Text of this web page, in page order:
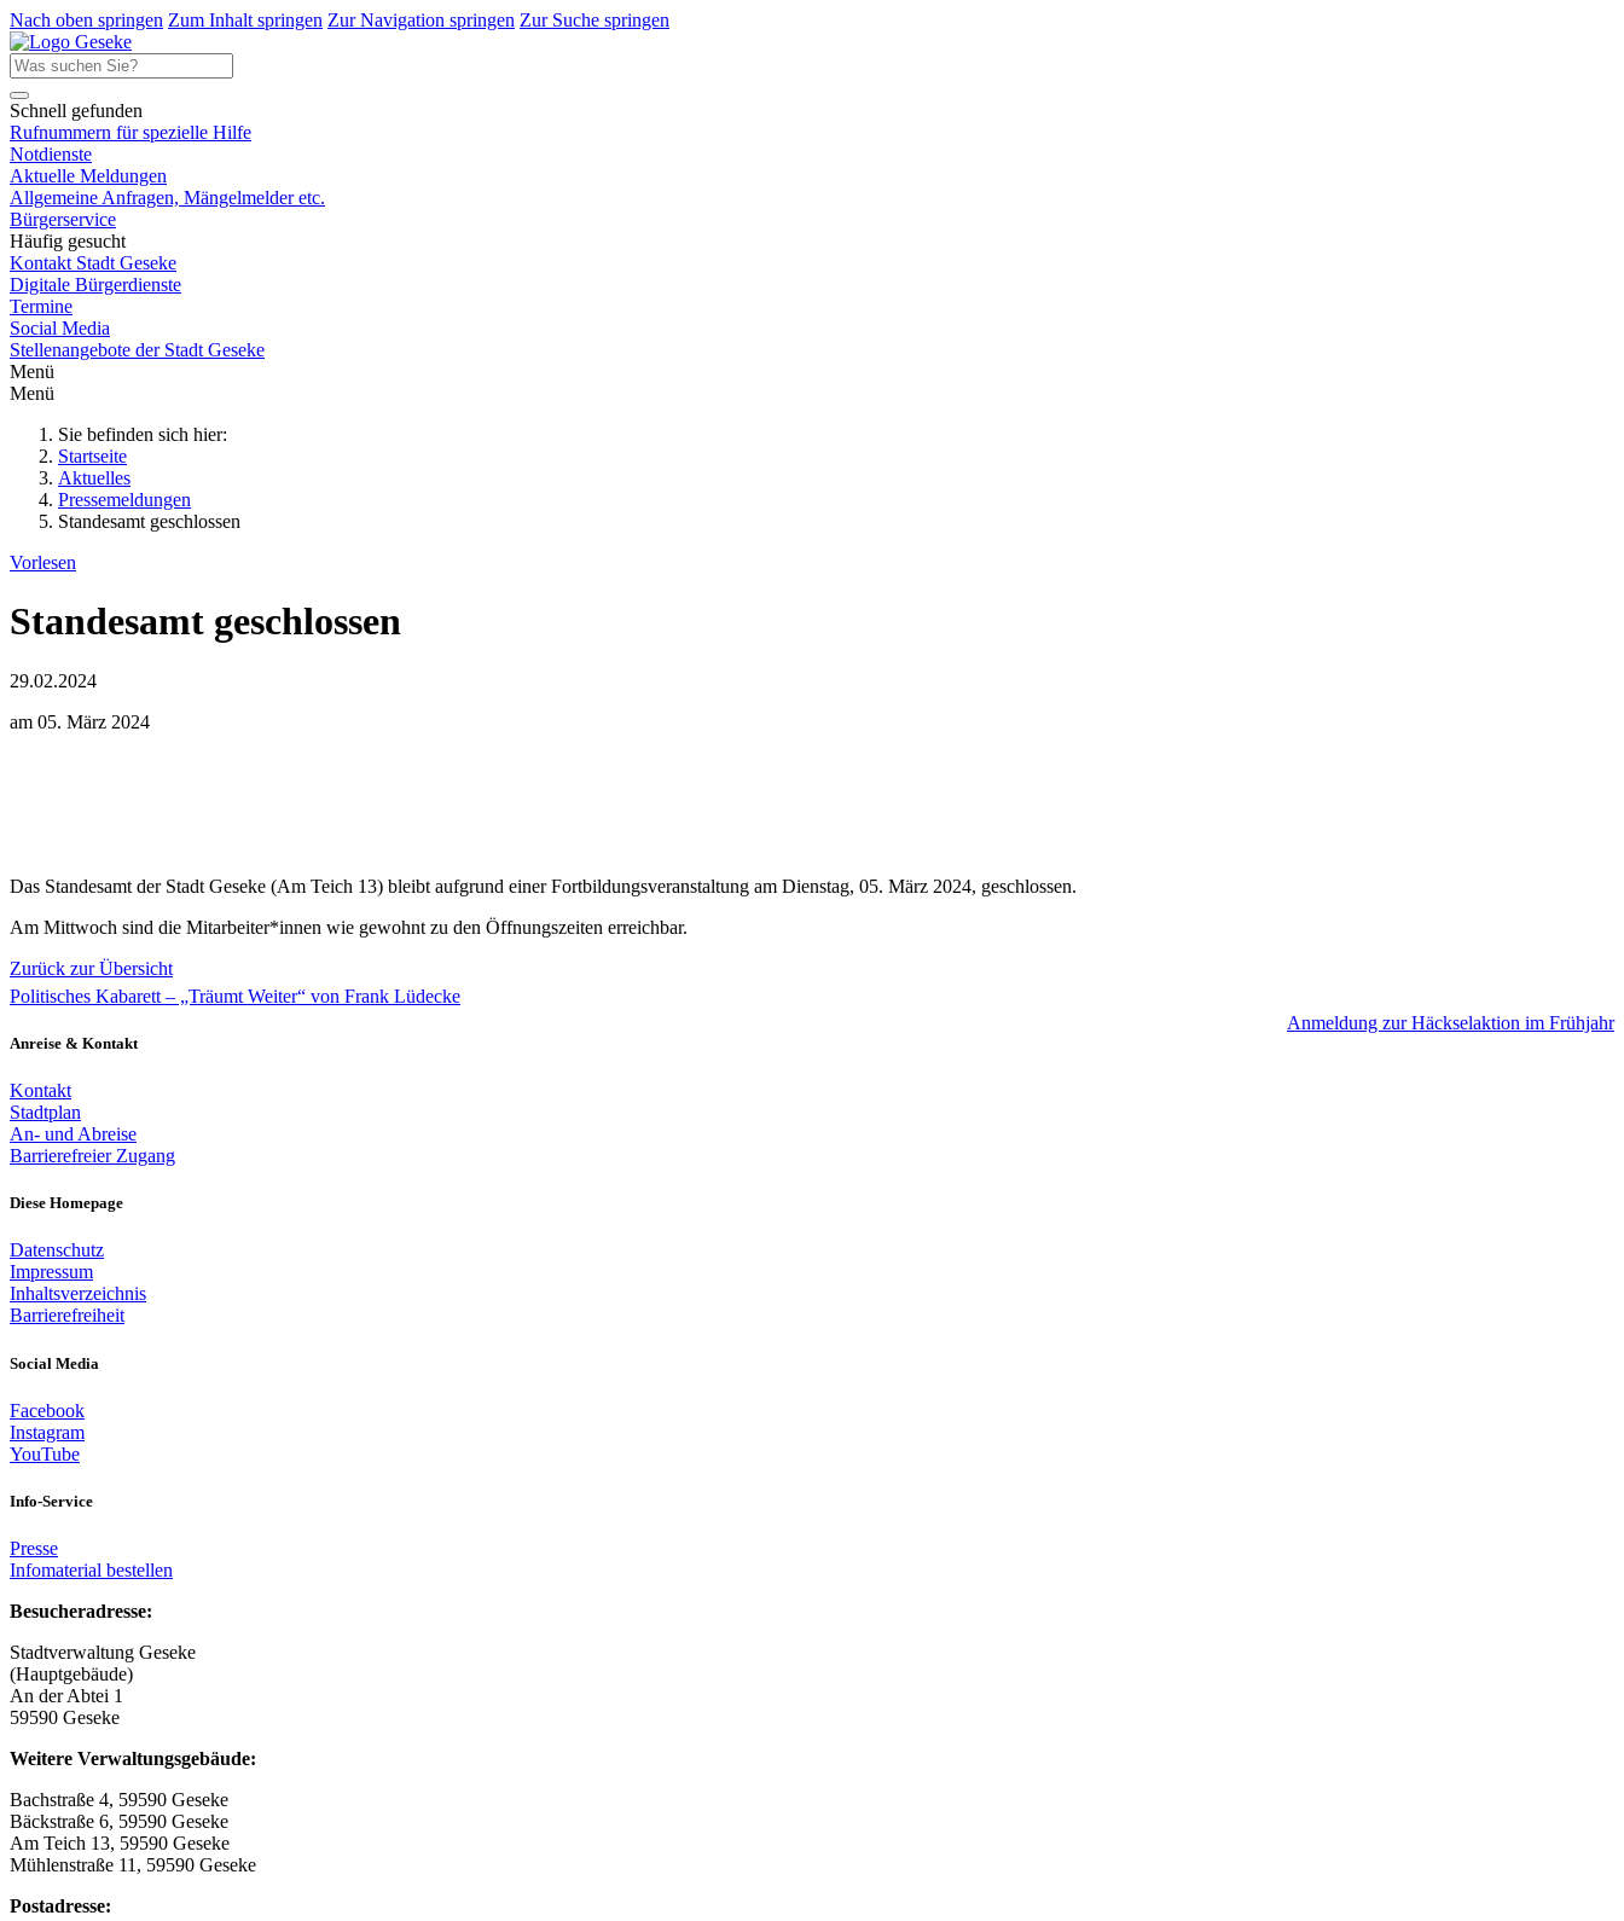
Nach oben springen Zum Inhalt springen Zur Navigation springen Zur Suche springen
Schnell gefunden
Rufnummern für spezielle Hilfe
Notdienste
Aktuelle Meldungen
Allgemeine Anfragen, Mängelmelder etc.
Bürgerservice
Häufig gesucht
Kontakt Stadt Geseke
Digitale Bürgerdienste
Termine
Social Media
Stellenangebote der Stadt Geseke
Menü
Menü
Sie befinden sich hier:
Startseite
Aktuelles
Pressemeldungen
Standesamt geschlossen
Vorlesen
Standesamt geschlossen
29.02.2024
am 05. März 2024
Das Standesamt der Stadt Geseke (Am Teich 13) bleibt aufgrund einer Fortbildungsveranstaltung am Dienstag, 05. März 2024, geschlossen.
Am Mittwoch sind die Mitarbeiter*innen wie gewohnt zu den Öffnungszeiten erreichbar.
Zurück zur Übersicht
Politisches Kabarett – „Träumt Weiter“ von Frank Lüdecke
Anmeldung zur Häckselaktion im Frühjahr
Anreise & Kontakt
Kontakt
Stadtplan
An- und Abreise
Barrierefreier Zugang
Diese Homepage
Datenschutz
Impressum
Inhaltsverzeichnis
Barrierefreiheit
Social Media
Facebook
Instagram
YouTube
Info-Service
Presse
Infomaterial bestellen
Besucheradresse:
Stadtverwaltung Geseke
(Hauptgebäude)
An der Abtei 1
59590 Geseke
Weitere Verwaltungsgebäude:
Bachstraße 4, 59590 Geseke
Bäckstraße 6, 59590 Geseke
Am Teich 13, 59590 Geseke
Mühlenstraße 11, 59590 Geseke
Postadresse: